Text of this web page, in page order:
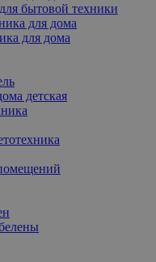
бытовой техники
для дома
для дома
детская